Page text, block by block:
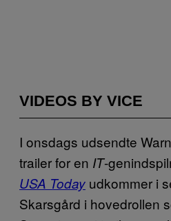
VIDEOS BY VICE
I onsdags udsendte
trailer for en IT-
USA Today udkommer i
Skarsgård i hovedrollen